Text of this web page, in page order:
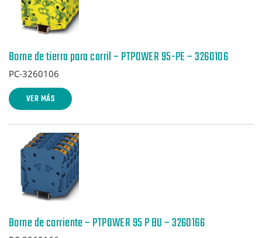
Borne de tierra para carril – PTPOWER 95-PE – 3260106
PC-3260106
VER MÁS
Borne de corriente – PTPOWER 95 P BU – 3260166